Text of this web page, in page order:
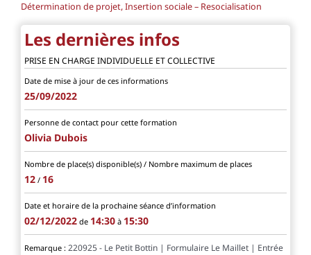
Détermination de projet, Insertion sociale – Resocialisation
Les dernières infos
PRISE EN CHARGE INDIVIDUELLE ET COLLECTIVE
Date de mise à jour de ces informations
25/09/2022
Personne de contact pour cette formation
Olivia Dubois
Nombre de place(s) disponible(s) / Nombre maximum de places
12 / 16
Date et horaire de la prochaine séance d’information
02/12/2022 de 14:30 à 15:30
Remarque : 220925 - Le Petit Bottin | Formulaire Le Maillet | Entrée